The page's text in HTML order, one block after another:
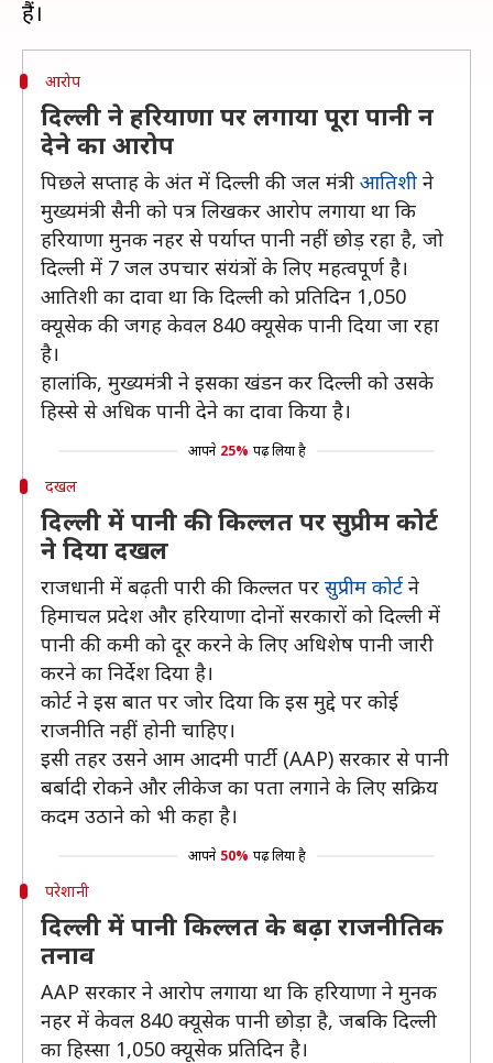
आरोप
दिल्ली ने हरियाणा पर लगाया पूरा पानी न
देने का आरोप
पिछले सप्ताह के अंत में दिल्ली की जल मंत्री आतिशी ने
मुख्यमंत्री सैनी को पत्र लिखकर आरोप लगाया था कि
हरियाणा मुनक नहर से पर्याप्त पानी नहीं छोड़ रहा है, जो
दिल्ली में 7 जल उपचार संयंत्रों के लिए महत्वपूर्ण है।
आतिशी का दावा था कि दिल्ली को प्रतिदिन 1,050
क्यूसेक की जगह केवल 840 क्यूसेक पानी दिया जा रहा
है।
हालांकि, मुख्यमंत्री ने इसका खंडन कर दिल्ली को उसके
हिस्से से अधिक पानी देने का दावा किया है।
आपने 25% पढ़ लिया है
दखल
दिल्ली में पानी की किल्लत पर सुप्रीम कोर्ट
ने दिया दखल
राजधानी में बढ़ती पारी की किल्लत पर सुप्रीम कोर्ट ने
हिमाचल प्रदेश और हरियाणा दोनों सरकारों को दिल्ली में
पानी की कमी को दूर करने के लिए अधिशेष पानी जारी
करने का निर्देश दिया है।
कोर्ट ने इस बात पर जोर दिया कि इस मुद्दे पर कोई
राजनीति नहीं होनी चाहिए।
इसी तहर उसने आम आदमी पार्टी (AAP) सरकार से पानी
बर्बादी रोकने और लीकेज का पता लगाने के लिए सक्रिय
कदम उठाने को भी कहा है।
आपने 50% पढ़ लिया है
परेशानी
दिल्ली में पानी किल्लत के बढ़ा राजनीतिक
तनाव
AAP सरकार ने आरोप लगाया था कि हरियाणा ने मुनक
नहर में केवल 840 क्यूसेक पानी छोड़ा है, जबकि दिल्ली
का हिस्सा 1,050 क्यूसेक प्रतिदिन है।